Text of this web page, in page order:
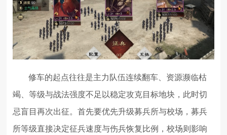
修车的起点往往是主力队伍连续翻车、资源濒临枯
竭、等级与战法强度不足以稳定攻克目标地块，此时切
忌盲目再次出征。首先要优先升级募兵所与校场，募兵
所等级直接决定征兵速度与伤兵恢复比例，校场则影响